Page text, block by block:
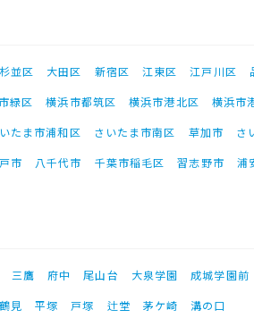
杉並区 大田区 新宿区 江東区 江戸川区
緑区 横浜市都筑区 横浜市港北区 横浜市
たま市浦和区 さいたま市南区 草加市 さ
市 八千代市 千葉市稲毛区 習志野市 浦
三鷹 府中 尾山台 大泉学園 成城学園前
鶴見 平塚 戸塚 辻堂 茅ケ崎
溝の口